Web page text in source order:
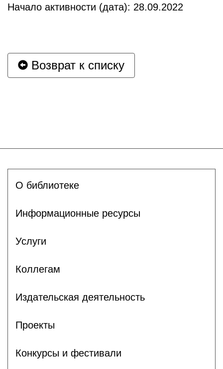
Начало активности (дата): 28.09.2022
Возврат к списку
О библиотеке
Информационные ресурсы
Услуги
Коллегам
Издательская деятельность
Проекты
Конкурсы и фестивали